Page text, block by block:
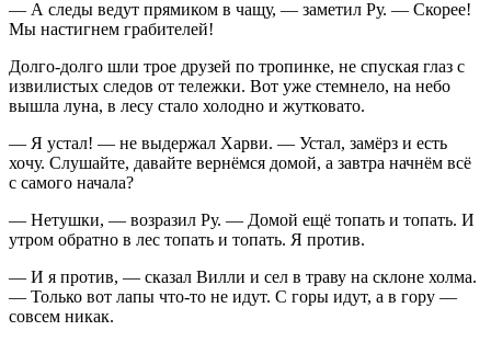
— А следы ведут прямиком в чащу, — заметил Ру. — Скорее!
Мы настигнем грабителей!
Долго-долго шли трое друзей по тропинке, не спуская глаз с
извилистых следов от тележки. Вот уже стемнело, на небо
вышла луна, в лесу стало холодно и жутковато.
— Я устал! — не выдержал Харви. — Устал, замёрз и есть
хочу. Слушайте, давайте вернёмся домой, а завтра начнём всё
с самого начала?
— Нетушки, — возразил Ру. — Домой ещё топать и топать. И
утром обратно в лес топать и топать. Я против.
— И я против, — сказал Вилли и сел в траву на склоне холма.
— Только вот лапы что-то не идут. С горы идут, а в гору —
совсем никак.